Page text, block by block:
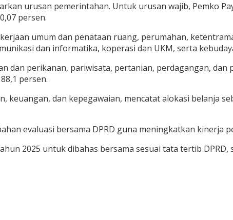
urusan pemerintahan. Untuk urusan wajib, Pemko
persen.
umum dan penataan ruang, perumahan,
dan informatika, koperasi dan UKM, serta
dan perikanan, pariwisata, pertanian, perdagangan, dan
persen.
dan kepegawaian, mencatat alokasi belanja
evaluasi bersama DPRD guna meningkatkan kinerja
2025 untuk dibahas bersama sesuai tata tertib